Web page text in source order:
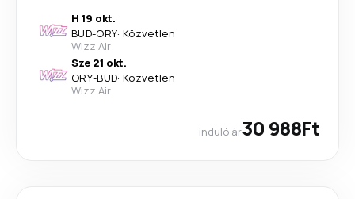
H 19 okt.
BUD-ORY· Közvetlen
Wizz Air
Sze 21 okt.
ORY-BUD· Közvetlen
Wizz Air
induló ár30 988Ft